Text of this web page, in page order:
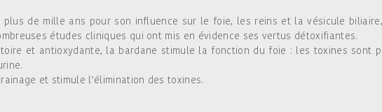
plus de mille ans pour son influence sur le foie, les reins et la vésicule
études cliniques qui ont mis en évidence ses vertus détoxifiantes.
et antioxydante, la bardane stimule la fonction du foie : les toxines sont
et stimule l’élimination des toxines.